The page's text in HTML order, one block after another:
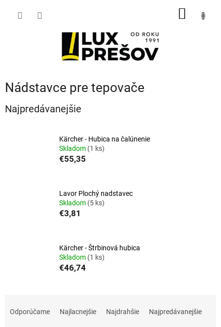
Nádstavce pre tepovače
Najpredávanejšie
Kärcher - Hubica na čalúnenie
Skladom (1 ks)
€55,35
Lavor Plochý nadstavec
Skladom (5 ks)
€3,81
Kärcher - Štrbinová hubica
Skladom (1 ks)
€46,74
Odporúčame Najlacnejšie Najdrahšie Najpredávanejšie